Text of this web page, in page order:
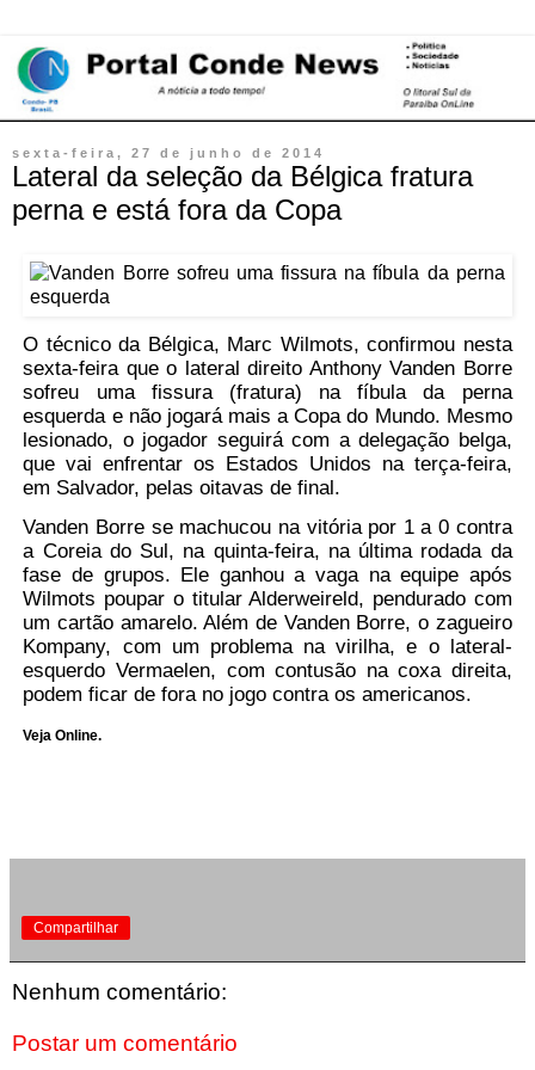
sexta-feira, 27 de junho de 2014
Lateral da seleção da Bélgica fratura
perna e está fora da Copa
O técnico da Bélgica, Marc Wilmots, confirmou nesta
sexta-feira que o lateral direito Anthony Vanden Borre
sofreu uma fissura (fratura) na fíbula da perna
esquerda e não jogará mais a Copa do Mundo. Mesmo
lesionado, o jogador seguirá com a delegação belga,
que vai enfrentar os Estados Unidos na terça-feira,
em Salvador, pelas oitavas de final.
Vanden Borre se machucou na vitória por 1 a 0 contra
a Coreia do Sul, na quinta-feira, na última rodada da
fase de grupos. Ele ganhou a vaga na equipe após
Wilmots poupar o titular Alderweireld, pendurado com
um cartão amarelo. Além de Vanden Borre, o zagueiro
Kompany, com um problema na virilha, e o lateral-
esquerdo Vermaelen, com contusão na coxa direita,
podem ficar de fora no jogo contra os americanos.
Veja Online.
Compartilhar
Nenhum comentário:
Postar um comentário